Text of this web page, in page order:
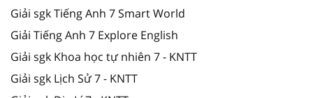
Giải sgk Tiếng Anh 7 Smart World
Giải Tiếng Anh 7 Explore English
Giải sgk Khoa học tự nhiên 7 - KNTT
Giải sgk Lịch Sử 7 - KNTT